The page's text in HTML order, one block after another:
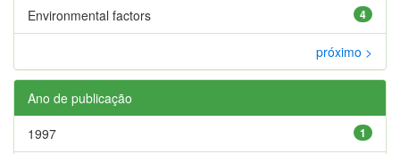
4
Environmental factors
próximo >
Ano de publicação
1
1997